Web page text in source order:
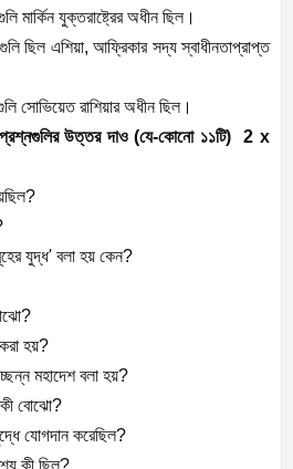
মার্কিন যুক্তরাষ্ট্রের অধীন ছিল।
ছিল এশিয়া,আফ্রিকার সদ্য স্বাধীনতাপ্রাপ্ত
সোভিয়েত রাশিয়ার অধীন ছিল।
প্রশ্নগুলির উত্তর দাও (যে-কোনো ১১টি)
2 x
?
যুদ্ধ' বলা হয় কেন?
?
হয়?
মহাদেশ বলা হয়?
বোঝো?
যোগদান করেছিল?
কী ছিল?